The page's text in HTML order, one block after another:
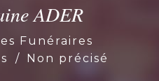
ADER
Funéraires
Non précisé